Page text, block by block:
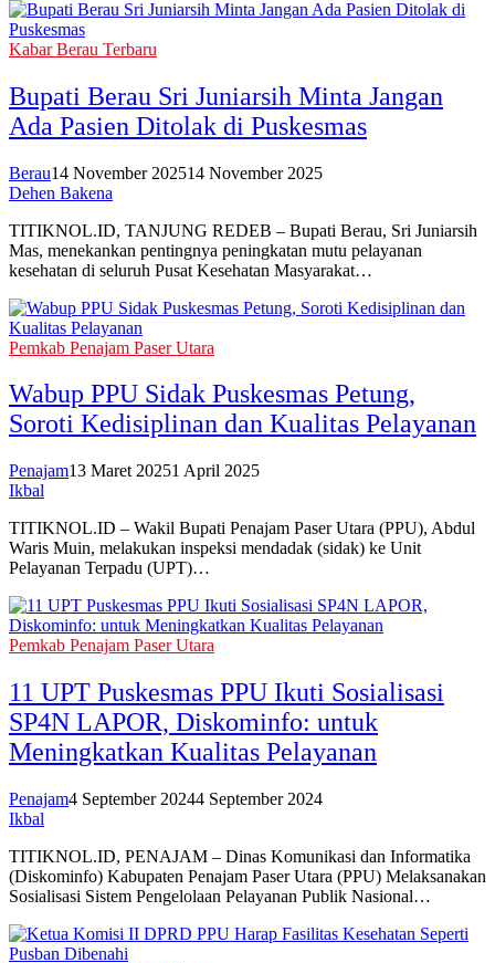
Kabar Berau Terbaru
Bupati Berau Sri Juniarsih Minta Jangan
Ada Pasien Ditolak di Puskesmas
Berau14 November 202514 November 2025
Dehen Bakena
TITIKNOL.ID, TANJUNG REDEB – Bupati Berau, Sri Juniarsih
Mas, menekankan pentingnya peningkatan mutu pelayanan
kesehatan di seluruh Pusat Kesehatan Masyarakat…
Pemkab Penajam Paser Utara
Wabup PPU Sidak Puskesmas Petung,
Soroti Kedisiplinan dan Kualitas Pelayanan
Penajam13 Maret 20251 April 2025
Ikbal
TITIKNOL.ID – Wakil Bupati Penajam Paser Utara (PPU), Abdul
Waris Muin, melakukan inspeksi mendadak (sidak) ke Unit
Pelayanan Terpadu (UPT)…
Pemkab Penajam Paser Utara
11 UPT Puskesmas PPU Ikuti Sosialisasi
SP4N LAPOR, Diskominfo: untuk
Meningkatkan Kualitas Pelayanan
Penajam4 September 20244 September 2024
Ikbal
TITIKNOL.ID, PENAJAM – Dinas Komunikasi dan Informatika
(Diskominfo) Kabupaten Penajam Paser Utara (PPU) Melaksanakan
Sosialisasi Sistem Pengelolaan Pelayanan Publik Nasional…